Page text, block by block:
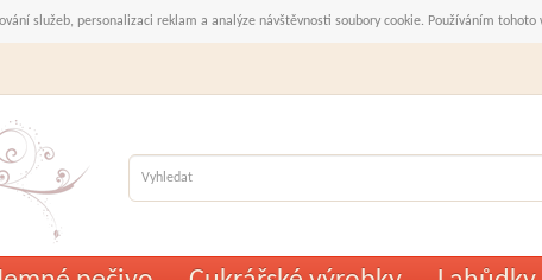
služeb, personalizaci reklam a analýze návštěvnosti soubory cookie. Používáním